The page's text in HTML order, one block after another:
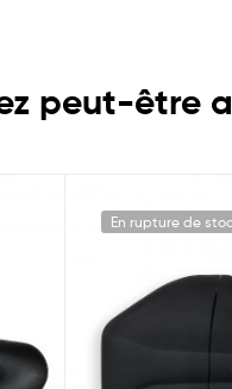
peut-être
En rupture de